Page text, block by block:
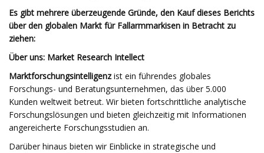
Es gibt mehrere überzeugende Gründe, den Kauf dieses Berichts
über den globalen Markt für Fallarmmarkisen in Betracht zu
ziehen:
Über uns: Market Research Intellect
Marktforschungsintelligenzist ein führendes globales
Forschungs- und Beratungsunternehmen, das über 5.000
Kunden weltweit betreut. Wir bieten fortschrittliche analytische
Forschungslösungen und bieten gleichzeitig mit Informationen
angereicherte Forschungsstudien an.
Darüber hinaus bieten wir Einblicke in strategische und